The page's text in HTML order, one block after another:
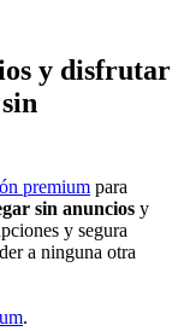
y disfrutar
premium para
sin anuncios y
y segura
a ninguna otra
.